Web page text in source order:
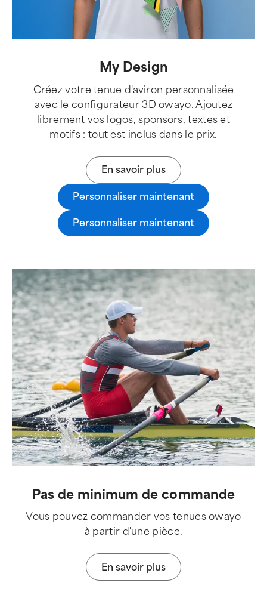
My Design
Créez votre tenue d'aviron personnalisée
avec le configurateur 3D owayo. Ajoutez
librement vos logos, sponsors, textes et
motifs : tout est inclus dans le prix.
En savoir plus
Personnaliser maintenant
Personnaliser maintenant
Pas de minimum de commande
Vous pouvez commander vos tenues owayo
à partir d'une pièce.
En savoir plus